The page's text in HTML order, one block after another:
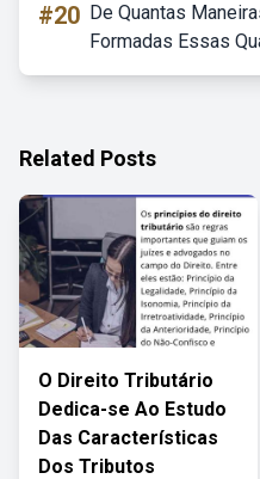
#20 De Quantas
Formadas Essas
Related Posts
O Direito Tributário
Dedica-se Ao Estudo
Das Características
Dos Tributos